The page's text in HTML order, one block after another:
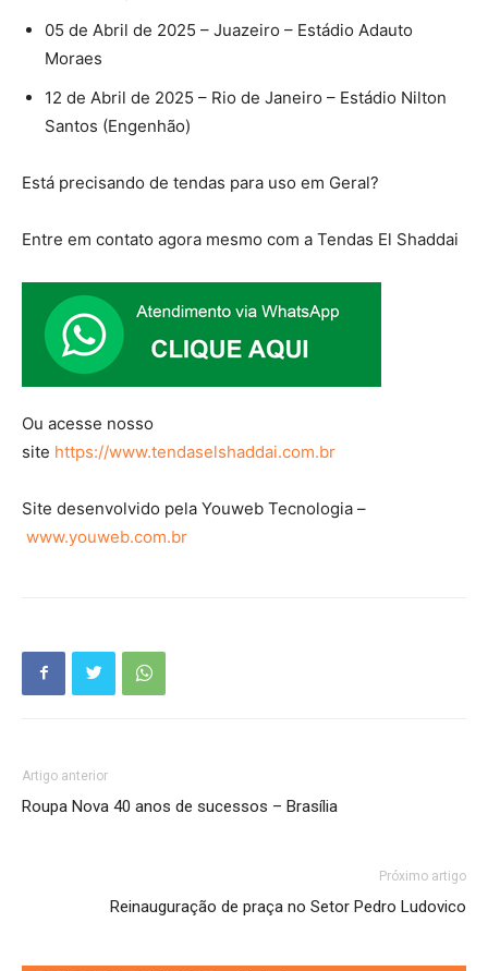
05 de Abril de 2025 – Juazeiro – Estádio Adauto
Moraes
12 de Abril de 2025 – Rio de Janeiro – Estádio Nilton
Santos (Engenhão)
Está precisando de tendas para uso em Geral?
Entre em contato agora mesmo com a Tendas El Shaddai
Ou acesse nosso
site https://www.tendaselshaddai.com.br
Site desenvolvido pela Youweb Tecnologia –
www.youweb.com.br
Artigo anterior
Roupa Nova 40 anos de sucessos – Brasília
Próximo artigo
Reinauguração de praça no Setor Pedro Ludovico